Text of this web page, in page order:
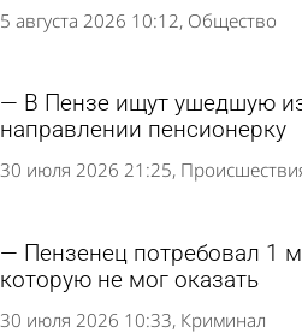
5 августа 2026 10:12 Общество
В Пензе ищут ушедшую
направлении пенсионерку
30 июля 2026 21:25
Пензенец потребовал 1
которую не мог оказать
30 июля 2026 10:33 Криминал